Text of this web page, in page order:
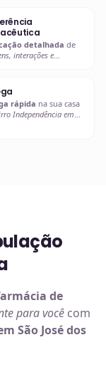
detalhada de
interações e
rápida na sua casa
Independência em
de
para você com
São José dos